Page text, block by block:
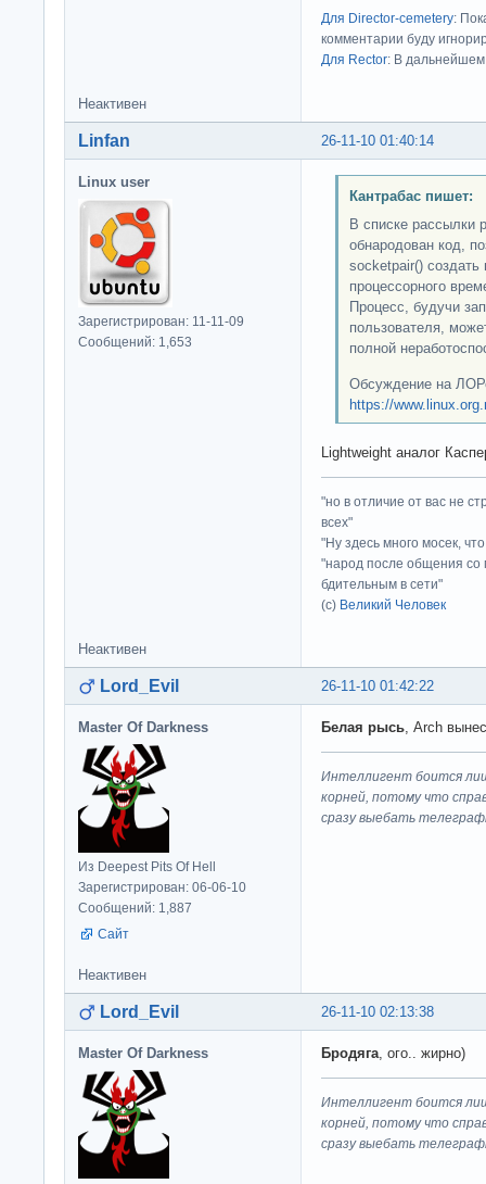
Для Director-cemetery:
комментарии буду
Для Rector: В дальнейшем
Неактивен
26-11-10 01:40:14
Linfan
Linux user
Зарегистрирован: 11-11-09
Сообщений: 1,653
Кантрабас пишет:
В списке рассылки
обнародован код,
socketpair()
процессорного
Процесс, будучи
пользователя,
полной
Обсуждение на
https://
Lightweight аналог
"но в отличие от вас не
всех"
"Ну здесь много мосек,
"народ после общения со
бдительным в сети"
(с) Великий Человек
Неактивен
26-11-10 01:42:22
Lord_Evil
Master Of Darkness
Из Deepest Pits Of Hell
Зарегистрирован: 06-06-10
Сообщений: 1,887
Сайт
Белая рысь, Arch
Интеллигент боится
корней, потому что
сразу выeбaть
Неактивен
26-11-10 02:13:38
Lord_Evil
Master Of Darkness Бродяга, ого.. жирно)
Интеллигент боится
корней, потому что
сразу выeбaть